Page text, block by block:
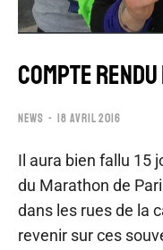
COMPTE
NEWS 18 AVRIL 2016
Il aura bien fallu 15
du Marathon de
dans les rues de la
revenir sur ces